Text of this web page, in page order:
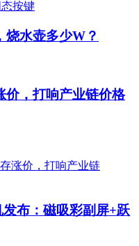
烧水壶多少W？
价，打响产业链价格
布：磁吸彩副屏+跃